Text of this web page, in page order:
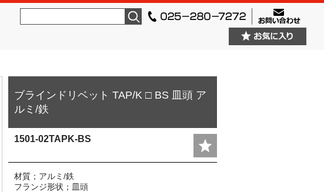
ブラインドリベット TAP/K □ BS 皿頭 ア
ルミ/鉄
1501-02TAPK-BS
材質；アルミ/鉄
フランジ形状；皿頭